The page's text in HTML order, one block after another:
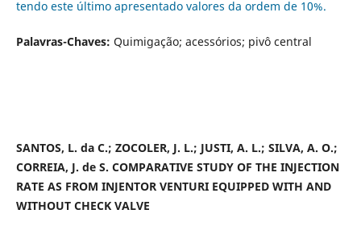
tendo este último apresentado valores da ordem de 10%.
Palavras-Chaves: Quimigação; acessórios; pivô central
SANTOS, L. da C.; ZOCOLER, J. L.; JUSTI, A. L.; SILVA, A. O.;
CORREIA, J. de S. COMPARATIVE STUDY OF THE INJECTION
RATE AS FROM INJENTOR VENTURI EQUIPPED WITH AND
WITHOUT CHECK VALVE